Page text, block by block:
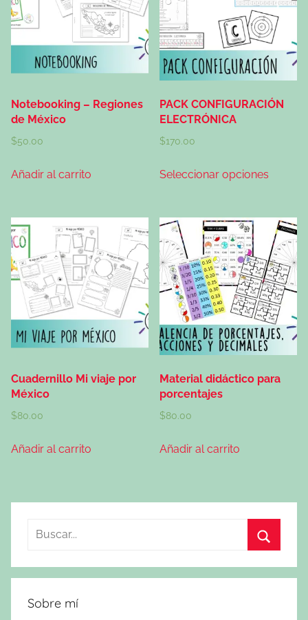
Notebooking – Regiones
de México
$50.00
Añadir al carrito
PACK CONFIGURACIÓN
ELECTRÓNICA
$170.00
Seleccionar opciones
Cuadernillo Mi viaje por
México
$80.00
Añadir al carrito
Material didáctico para
porcentajes
$80.00
Añadir al carrito
Buscar:
Sobre mí